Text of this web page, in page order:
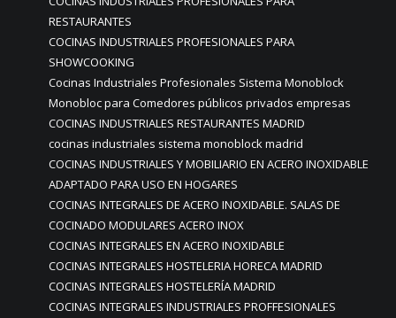
RESTAURANTES
COCINAS INDUSTRIALES PROFESIONALES PARA
SHOWCOOKING
Cocinas Industriales Profesionales Sistema Monoblock
Monobloc para Comedores públicos privados empresas
COCINAS INDUSTRIALES RESTAURANTES MADRID
cocinas industriales sistema monoblock madrid
COCINAS INDUSTRIALES Y MOBILIARIO EN ACERO INOXIDABLE
ADAPTADO PARA USO EN HOGARES
COCINAS INTEGRALES DE ACERO INOXIDABLE. SALAS DE
COCINADO MODULARES ACERO INOX
COCINAS INTEGRALES EN ACERO INOXIDABLE
COCINAS INTEGRALES HOSTELERIA HORECA MADRID
COCINAS INTEGRALES HOSTELERÍA MADRID
COCINAS INTEGRALES INDUSTRIALES PROFFESIONALES